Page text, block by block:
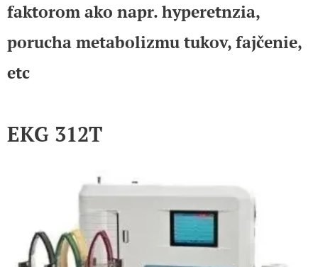
faktorom ako napr. hyperetnzia,
porucha metabolizmu tukov, fajčenie,
etc
EKG 312T